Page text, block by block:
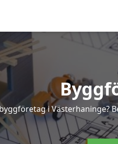
i Västerhaninge?